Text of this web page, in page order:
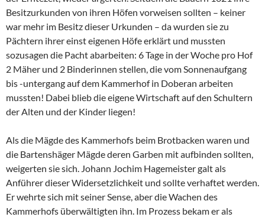
Besitzurkunden von ihren Höfen vorweisen sollten – keiner
war mehr im Besitz dieser Urkunden – da wurden sie zu
Pächtern ihrer einst eigenen Höfe erklärt und mussten
sozusagen die Pacht abarbeiten: 6 Tage in der Woche pro Hof
2 Mäher und 2 Binderinnen stellen, die vom Sonnenaufgang
bis -untergang auf dem Kammerhof in Doberan arbeiten
mussten! Dabei blieb die eigene Wirtschaft auf den Schultern
der Alten und der Kinder liegen!
Als die Mägde des Kammerhofs beim Brotbacken waren und
die Bartenshäger Mägde deren Garben mit aufbinden sollten,
weigerten sie sich. Johann Jochim Hagemeister galt als
Anführer dieser Widersetzlichkeit und sollte verhaftet werden.
Er wehrte sich mit seiner Sense, aber die Wachen des
Kammerhofs überwältigten ihn. Im Prozess bekam er als